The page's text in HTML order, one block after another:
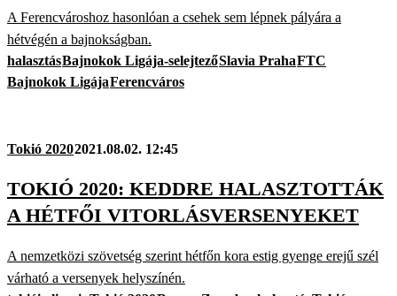
A Ferencvároshoz hasonlóan a csehek sem lépnek pályára a
hétvégén a bajnokságban.
halasztásBajnokok Ligája-selejtezőSlavia PrahaFTC
Bajnokok LigájaFerencváros
Tokió 20202021.08.02. 12:45
TOKIÓ 2020: KEDDRE HALASZTOTTÁK
A HÉTFŐI VITORLÁSVERSENYEKET
A nemzetközi szövetség szerint hétfőn kora estig gyenge erejű szél
várható a versenyek helyszínén.